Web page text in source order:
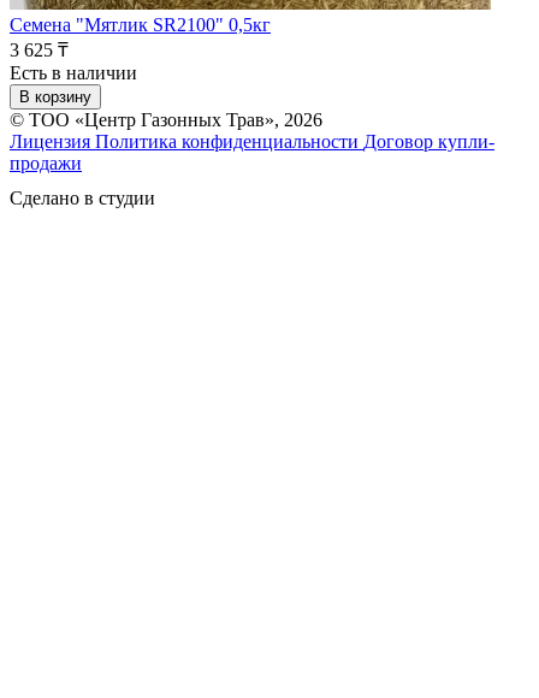
Семена "Мятлик SR2100" 0,5кг
3 625 ₸
Есть в наличии
В корзину
© ТОО «Центр Газонных Трав», 2026
Лицензия Политика конфиденциальности Договор купли-
продажи
Сделано в студии